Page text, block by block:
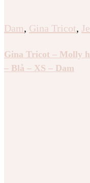
Dam, Gina Tricot,
Gina Tricot – Molly
– Blå – XS – Dam